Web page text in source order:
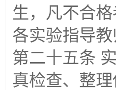
生，凡不合
各实验指导教
第二十五条
真检查、整